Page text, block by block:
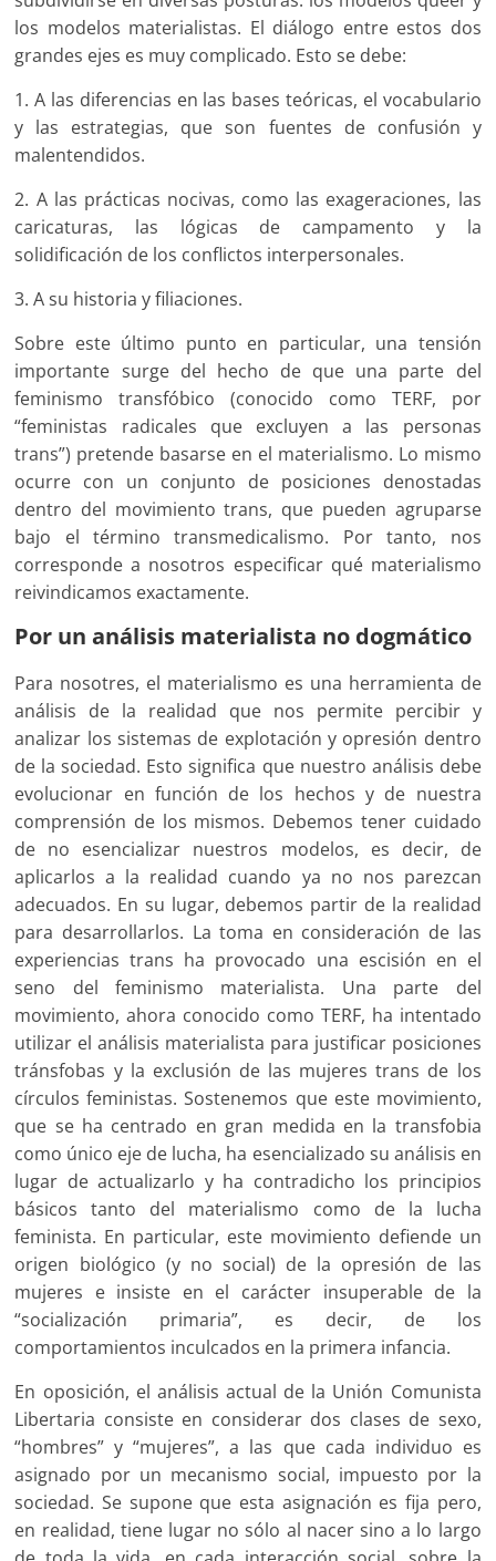
los modelos materialistas. El diálogo entre estos dos
grandes ejes es muy complicado. Esto se debe:
1. A las diferencias en las bases teóricas, el vocabulario
y las estrategias, que son fuentes de confusión y
malentendidos.
2. A las prácticas nocivas, como las exageraciones, las
caricaturas, las lógicas de campamento y la
solidificación de los conflictos interpersonales.
3. A su historia y filiaciones.
Sobre este último punto en particular, una tensión
importante surge del hecho de que una parte del
feminismo transfóbico (conocido como TERF, por
“feministas radicales que excluyen a las personas
trans”) pretende basarse en el materialismo. Lo mismo
ocurre con un conjunto de posiciones denostadas
dentro del movimiento trans, que pueden agruparse
bajo el término transmedicalismo. Por tanto, nos
corresponde a nosotros especificar qué materialismo
reivindicamos exactamente.
Por un análisis materialista no dogmático
Para nosotres, el materialismo es una herramienta de
análisis de la realidad que nos permite percibir y
analizar los sistemas de explotación y opresión dentro
de la sociedad. Esto significa que nuestro análisis debe
evolucionar en función de los hechos y de nuestra
comprensión de los mismos. Debemos tener cuidado
de no esencializar nuestros modelos, es decir, de
aplicarlos a la realidad cuando ya no nos parezcan
adecuados. En su lugar, debemos partir de la realidad
para desarrollarlos. La toma en consideración de las
experiencias trans ha provocado una escisión en el
seno del feminismo materialista. Una parte del
movimiento, ahora conocido como TERF, ha intentado
utilizar el análisis materialista para justificar posiciones
tránsfobas y la exclusión de las mujeres trans de los
círculos feministas. Sostenemos que este movimiento,
que se ha centrado en gran medida en la transfobia
como único eje de lucha, ha esencializado su análisis en
lugar de actualizarlo y ha contradicho los principios
básicos tanto del materialismo como de la lucha
feminista. En particular, este movimiento defiende un
origen biológico (y no social) de la opresión de las
mujeres e insiste en el carácter insuperable de la
“socialización primaria”, es decir, de los
comportamientos inculcados en la primera infancia.
En oposición, el análisis actual de la Unión Comunista
Libertaria consiste en considerar dos clases de sexo,
“hombres” y “mujeres”, a las que cada individuo es
asignado por un mecanismo social, impuesto por la
sociedad. Se supone que esta asignación es fija pero,
en realidad, tiene lugar no sólo al nacer sino a lo largo